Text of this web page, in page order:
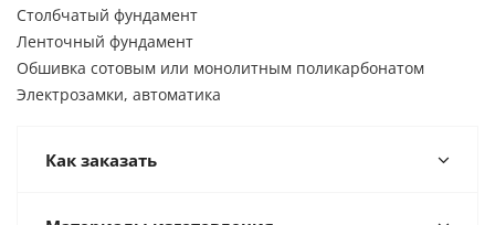
Столбчатый фундамент
Ленточный фундамент
Обшивка сотовым или монолитным поликарбонатом
Электрозамки, автоматика
Как заказать